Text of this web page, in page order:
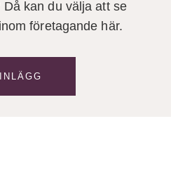
kan du välja att se
företagande här.